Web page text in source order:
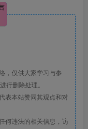
，仅供大家学习与参
行删除处理。
表本站赞同其观点和对
何违法的相关信息，访